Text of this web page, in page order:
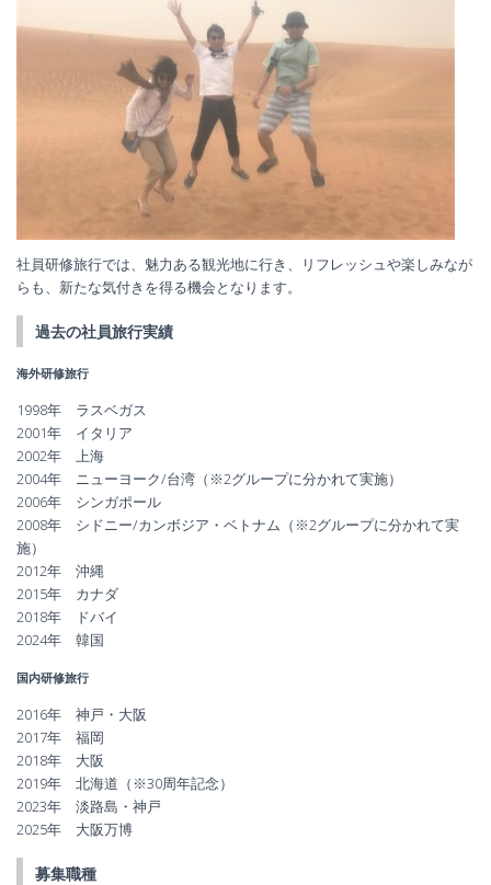
社員研修旅行では、魅力ある観光地に行き、リフレッシュや楽しみなが
らも、新たな気付きを得る機会となります。
過去の社員旅行実績
海外研修旅行
1998年 ラスベガス
2001年 イタリア
2002年 上海
2004年 ニューヨーク/台湾（※2グループに分かれて実施）
2006年 シンガポール
2008年 シドニー/カンボジア・ベトナム（※2グループに分かれて実
施）
2012年 沖縄
2015年 カナダ
2018年 ドバイ
2024年 韓国
国内研修旅行
2016年 神戸・大阪
2017年 福岡
2018年 大阪
2019年 北海道（※30周年記念）
2023年 淡路島・神戸
2025年 大阪万博
募集職種